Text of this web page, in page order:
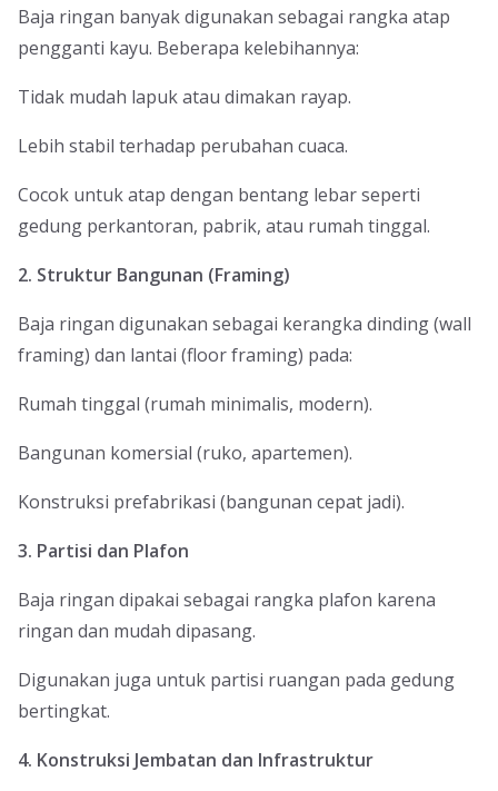
Baja ringan banyak digunakan sebagai rangka atap
pengganti kayu. Beberapa kelebihannya:
Tidak mudah lapuk atau dimakan rayap.
Lebih stabil terhadap perubahan cuaca.
Cocok untuk atap dengan bentang lebar seperti
gedung perkantoran, pabrik, atau rumah tinggal.
2. Struktur Bangunan (Framing)
Baja ringan digunakan sebagai kerangka dinding (wall
framing) dan lantai (floor framing) pada:
Rumah tinggal (rumah minimalis, modern).
Bangunan komersial (ruko, apartemen).
Konstruksi prefabrikasi (bangunan cepat jadi).
3. Partisi dan Plafon
Baja ringan dipakai sebagai rangka plafon karena
ringan dan mudah dipasang.
Digunakan juga untuk partisi ruangan pada gedung
bertingkat.
4. Konstruksi Jembatan dan Infrastruktur